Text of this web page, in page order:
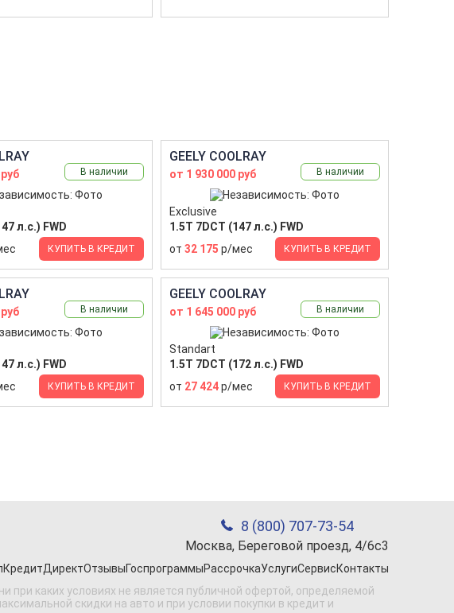
В наличии
л.с.) FWD
КУПИТЬ В КРЕДИТ
GEELY COOLRAY
от 1 930 000 руб В наличии
Exclusive
1.5T 7DCT (147 л.с.) FWD
от 32 175 р/мес КУПИТЬ В КРЕДИТ
В наличии
л.с.) FWD
КУПИТЬ В КРЕДИТ
GEELY COOLRAY
от 1 645 000 руб В наличии
Standart
1.5T 7DCT (172 л.с.) FWD
от 27 424р/мес КУПИТЬ В КРЕДИТ
8 (800) 707-73-54
Москва, Береговой проезд, 4/6с3
КредитДиректОтзывыГоспрограммыРассрочкаУслугиСервисКонтакты
каких условиях не является публичной офертой, определяемой
скидки на авто и при условии покупки в кредит и